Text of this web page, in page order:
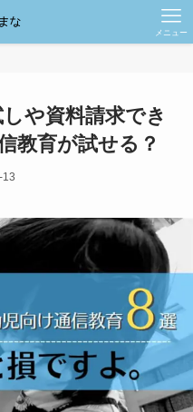
メニュー
しや資料請求でき
教育が試せる？
13